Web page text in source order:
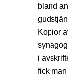
bland
Kopior
i
fick